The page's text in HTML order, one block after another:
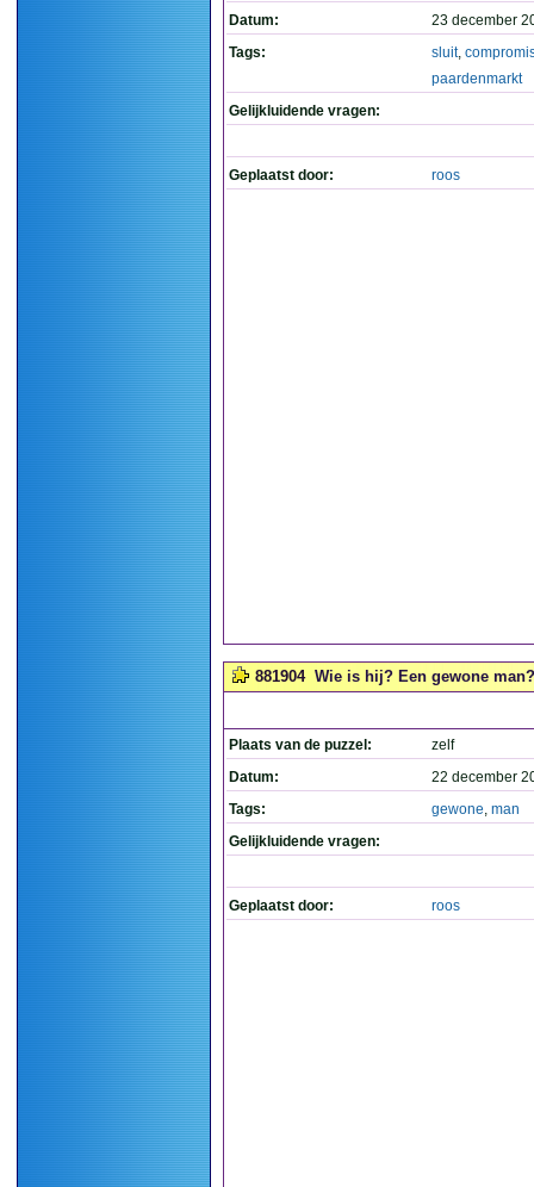
Datum:
23 december
Tags:
sluit,
paardenmarkt
Gelijkluidende vragen:
Geplaatst door: roos
881904 Wie is hij? Een gewone
Plaats van de puzzel:
zelf
Datum:
22 december
Tags:
gewone, man
Gelijkluidende vragen:
Geplaatst door: roos